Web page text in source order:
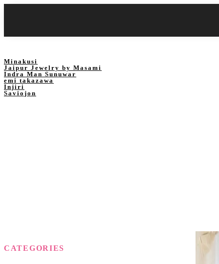
Minakusi
Jaipur Jewelry by Masami
Indra Man Sunuwar
emi takazawa
Injiri
Saviojon
CATEGORIES